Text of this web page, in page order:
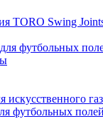
TORO Swing
футбольных
искусственного
футбольных полей